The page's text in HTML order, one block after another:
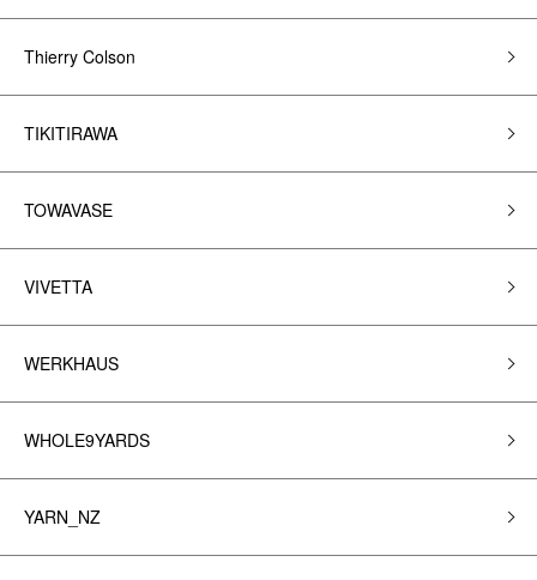
Thierry Colson
TIKITIRAWA
TOWAVASE
VIVETTA
WERKHAUS
WHOLE9YARDS
YARN_NZ